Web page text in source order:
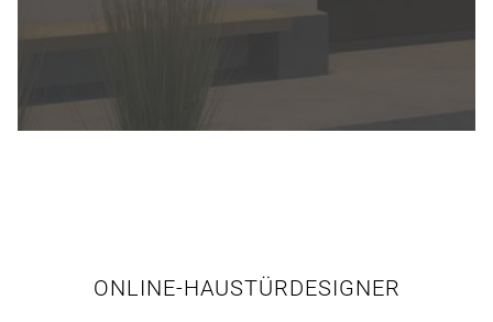
ONLINE-HAUSTÜRDESIGNER